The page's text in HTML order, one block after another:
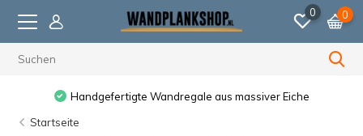
0 0
Handgefertigte Wandregale aus massiver Eiche
Startseite